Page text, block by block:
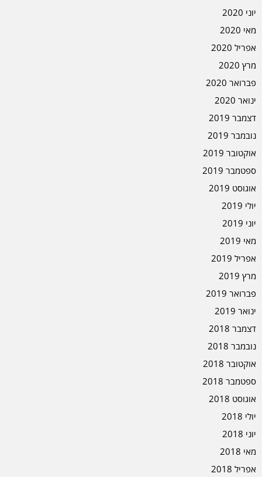
יוני 2020
מאי 2020
אפריל 2020
מרץ 2020
פברואר 2020
ינואר 2020
דצמבר 2019
נובמבר 2019
אוקטובר 2019
ספטמבר 2019
אוגוסט 2019
יולי 2019
יוני 2019
מאי 2019
אפריל 2019
מרץ 2019
פברואר 2019
ינואר 2019
דצמבר 2018
נובמבר 2018
אוקטובר 2018
ספטמבר 2018
אוגוסט 2018
יולי 2018
יוני 2018
מאי 2018
אפריל 2018